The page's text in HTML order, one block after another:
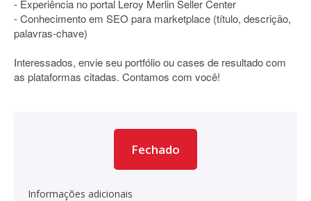
- Experiência no portal Leroy Merlin Seller Center
- Conhecimento em SEO para marketplace (título, descrição,
palavras-chave)
Interessados, envie seu portfólio ou cases de resultado com
as plataformas citadas. Contamos com você!
Fechado
Informações adicionais